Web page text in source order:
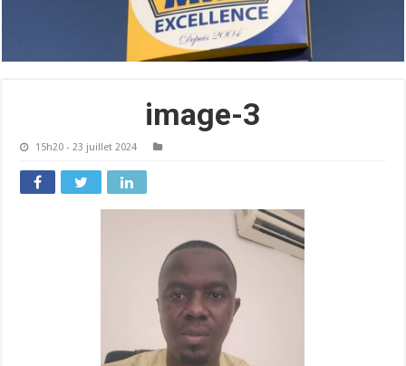
image-3
15h20 - 23 juillet 2024